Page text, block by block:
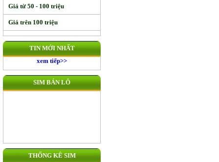
Giá từ 50 - 100 triệu
Giá trên 100 triệu
TIN MỚI NHẤT
xem tiếp>>
SIM BÁN LÔ
THỐNG KÊ SIM